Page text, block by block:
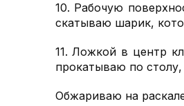
10. Рабочую
скатываю шарик,
11. Ложкой в центр
прокатываю по столу,
Обжариваю на